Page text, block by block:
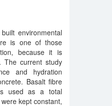
environmental
is one of those
because it is
The current study
and hydration
Basalt fibre
used as a total
kept constant,